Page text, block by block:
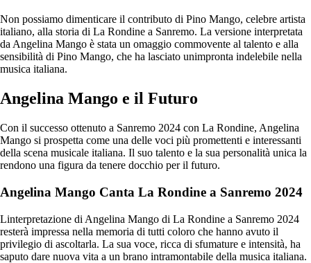
Non possiamo dimenticare il contributo di Pino Mango, celebre artista
italiano, alla storia di La Rondine a Sanremo. La versione interpretata
da Angelina Mango è stata un omaggio commovente al talento e alla
sensibilità di Pino Mango, che ha lasciato unimpronta indelebile nella
musica italiana.
Angelina Mango e il Futuro
Con il successo ottenuto a Sanremo 2024 con La Rondine, Angelina
Mango si prospetta come una delle voci più promettenti e interessanti
della scena musicale italiana. Il suo talento e la sua personalità unica la
rendono una figura da tenere docchio per il futuro.
Angelina Mango Canta La Rondine a Sanremo 2024
Linterpretazione di Angelina Mango di La Rondine a Sanremo 2024
resterà impressa nella memoria di tutti coloro che hanno avuto il
privilegio di ascoltarla. La sua voce, ricca di sfumature e intensità, ha
saputo dare nuova vita a un brano intramontabile della musica italiana.